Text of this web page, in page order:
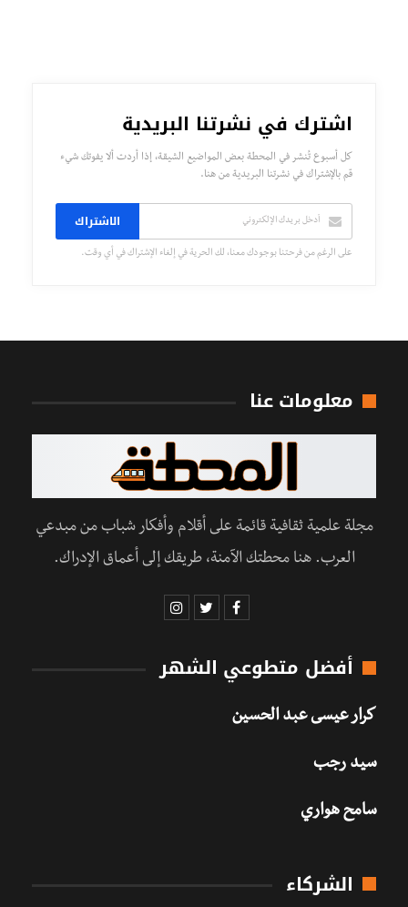
اشترك في نشرتنا البريدية
كل أسبوع تُنشر في المحطة بعض المواضيع الشيقة، إذا أردت ألا يفوتك شيء
قم بالإشتراك في نشرتنا البريدية من هنا.
الاشتراك
على الرغم من فرحتنا بوجودك معنا، لك الحرية في إلغاء الإشتراك في أي وقت.
معلومات عنا
مجلة علمية ثقافية قائمة على أقلام وأفكار شباب من مبدعي
العرب. هنا محطتك الآمنة، طريقك إلى أعماق الإدراك.
أفضل متطوعي الشهر
كرار عيسى عبد الحسين
سيد رجب
سامح هواري
الشركاء